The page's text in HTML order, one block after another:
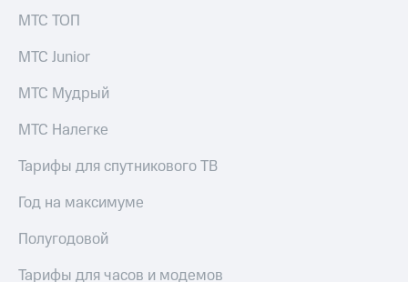
Уведомление
погашении
облигаций
Реквизиты
Контакты
развитие
На главную
МТС ТОП
МТС Junior
МТС Мудрый
МТС Налегке
Тарифы для спутникового ТВ
Год на максимуме
Полугодовой
Тарифы для часов и модемов